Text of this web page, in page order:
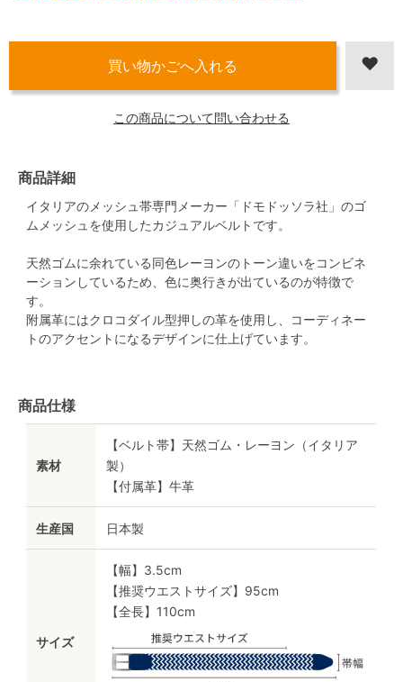
この商品について問い合わせる
商品詳細
イタリアのメッシュ帯専門メーカー「ドモドッソラ社」のゴ
ムメッシュを使用したカジュアルベルトです。
天然ゴムに余れている同色レーヨンのトーン違いをコンビネ
ーションしているため、色に奥行きが出ているのが特徴で
す。
附属革にはクロコダイル型押しの革を使用し、コーディネー
トのアクセントになるデザインに仕上げています。
商品仕様
素材
【ベルト帯】天然ゴム・レーヨン（イタリア
製）
【付属革】牛革
生産国 日本製
サイズ
【幅】3.5cm
【推奨ウエストサイズ】95cm
【全長】110cm